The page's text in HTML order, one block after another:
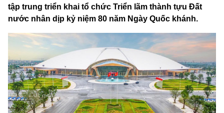
tập trung triển khai tổ chức Triển lãm thành tựu Đất
nước nhân dịp kỷ niệm 80 năm Ngày Quốc khánh.